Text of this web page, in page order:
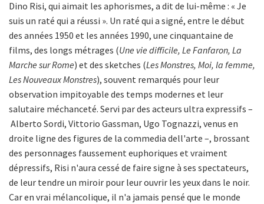
Dino Risi, qui aimait les aphorismes, a dit de lui-même : « Je
suis un raté qui a réussi ». Un raté qui a signé, entre le début
des années 1950 et les années 1990, une cinquantaine de
films, des longs métrages (Une vie difficile, Le Fanfaron, La
Marche sur Rome) et des sketches (Les Monstres, Moi, la femme,
Les Nouveaux Monstres), souvent remarqués pour leur
observation impitoyable des temps modernes et leur
salutaire méchanceté. Servi par des acteurs ultra expressifs –
Alberto Sordi, Vittorio Gassman, Ugo Tognazzi, venus en
droite ligne des figures de la commedia dell'arte –, brossant
des personnages faussement euphoriques et vraiment
dépressifs, Risi n'aura cessé de faire signe à ses spectateurs,
de leur tendre un miroir pour leur ouvrir les yeux dans le noir.
Car en vrai mélancolique, il n'a jamais pensé que le monde